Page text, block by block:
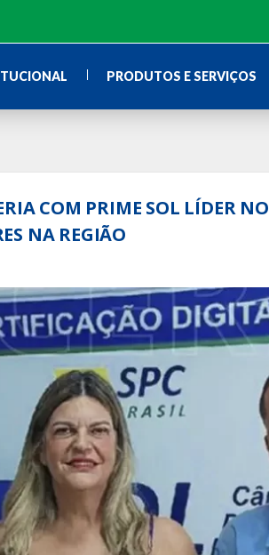
PRODUTOS E SERVIÇOS
COM PRIME SOL LÍDER NO
NA REGIÃO